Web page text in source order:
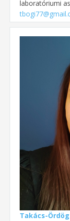
laboratóriumi
Takács-